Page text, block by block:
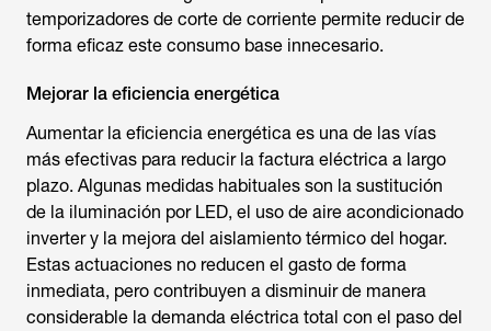
temporizadores de corte de corriente permite reducir de
forma eficaz este consumo base innecesario.
Mejorar la eficiencia energética
Aumentar la eficiencia energética es una de las vías
más efectivas para reducir la factura eléctrica a largo
plazo. Algunas medidas habituales son la sustitución
de la iluminación por LED, el uso de aire acondicionado
inverter y la mejora del aislamiento térmico del hogar.
Estas actuaciones no reducen el gasto de forma
inmediata, pero contribuyen a disminuir de manera
considerable la demanda eléctrica total con el paso del